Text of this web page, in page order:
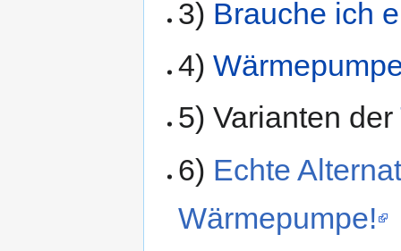
3) Brauche ich
4)
5) Varianten der
6) Echte
Wärmepumpe!